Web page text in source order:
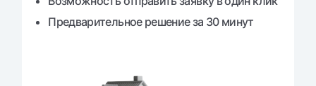
Согласие на обработку персональных данных
Предварительное решение за 30 минут